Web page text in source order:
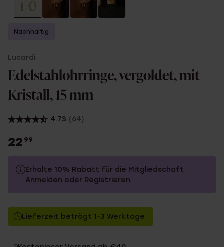
Nachhaltig
Lucardi
Edelstahlohrringe, vergoldet, mit
Kristall, 15 mm
4.73 (64)
22 99
Erhalte 10% Rabatt für die Mitgliedschaft
Anmelden oder Registrieren
Ohne Mitgliederrabatt
Mit Mitgliederrabatt
Lieferzeit beträgt 1-3 Werktage